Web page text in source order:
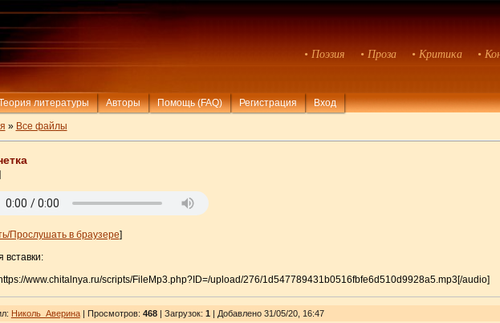
• Поэзия • Проза • Критика •
литературы Авторы Помощь (FAQ) Регистрация Вход
» Все файлы
Прослушать в браузере]
вставки:
www.chitalnya.ru/scripts/FileMp3.php?ID=/upload/276/1d547789431b0516fbfe6d510d9928a5.mp3[/audio]
: Николь_Аверина| Просмотров: 468| Загрузок: 1| Добавлено 31/05/20, 16:47